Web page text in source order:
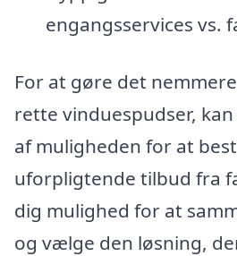
engangsservices vs.
For at gøre det
rette vinduespudser,
af muligheden for at
uforpligtende tilbud fra
dig mulighed for at
og vælge den løsning,